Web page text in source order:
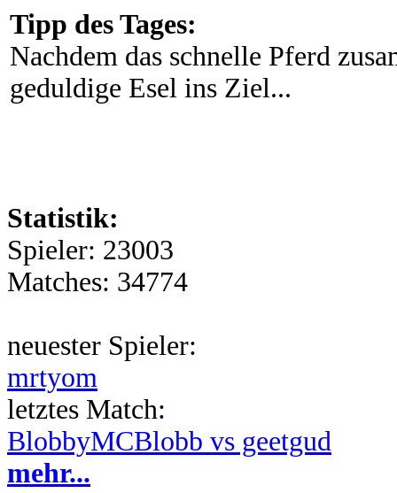
Tipp des Tages:
Nachdem das schnelle Pferd
geduldige Esel ins Ziel...
Statistik:
Spieler: 23003
Matches: 34774
neuester Spieler:
mrtyom
letztes Match:
BlobbyMCBlobb vs geetgud
mehr...